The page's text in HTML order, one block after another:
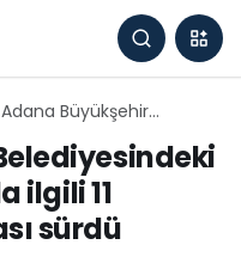
Adana Büyükşehir
usulsüzlük iddiasıyla ilgili
11 sanığın yargılanması
sürdü
ilgili 11
sürdü
0 Paylaş